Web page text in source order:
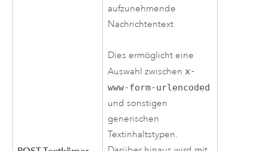
aufzunehmende
Nachrichtentext.
Dies ermöglicht eine
Auswahl zwischen x-
www-form-urlencoded
und sonstigen
generischen
Textinhaltstypen.